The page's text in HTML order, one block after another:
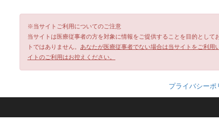
※当サイトご利用についてのご注意
当サイトは医療従事者の方を対象に情報をご提供することを目的とし
トではありません。 あなたが医療従事者でない場合は当サイトをご利
イトのご利用はお控えください。
プライバシーポ